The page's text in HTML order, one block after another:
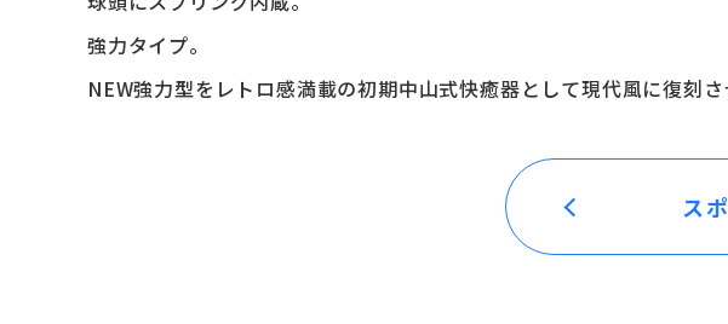
強力タイプ。
NEW強力型をレトロ感満載の初期中山式快癒器として現代風に復刻さ
ス